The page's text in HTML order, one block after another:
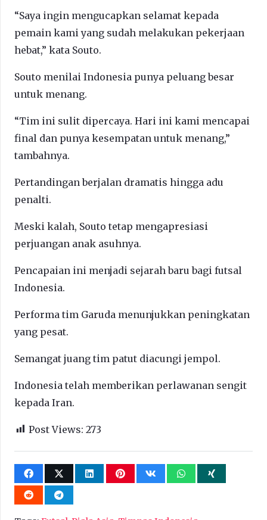
“Saya ingin mengucapkan selamat kepada
pemain kami yang sudah melakukan pekerjaan
hebat,” kata Souto.
Souto menilai Indonesia punya peluang besar
untuk menang.
“Tim ini sulit dipercaya. Hari ini kami mencapai
final dan punya kesempatan untuk menang,”
tambahnya.
Pertandingan berjalan dramatis hingga adu
penalti.
Meski kalah, Souto tetap mengapresiasi
perjuangan anak asuhnya.
Pencapaian ini menjadi sejarah baru bagi futsal
Indonesia.
Performa tim Garuda menunjukkan peningkatan
yang pesat.
Semangat juang tim patut diacungi jempol.
Indonesia telah memberikan perlawanan sengit
kepada Iran.
Post Views: 273